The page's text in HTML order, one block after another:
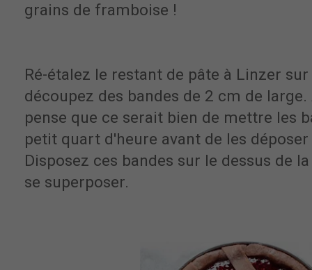
grains de framboise !
Ré-étalez le restant de pâte à Linzer
découpez des bandes de 2 cm de large.
pense que ce serait bien de mettre les
petit quart d'heure avant de les
Disposez ces bandes sur le dessus de
se superposer.